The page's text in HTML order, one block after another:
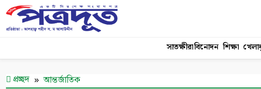
সাতক্ষীরাবিনোদন শিক্ষা
প্রচ্ছদ আন্তর্জাতিক